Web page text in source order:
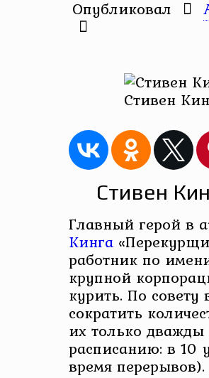
Опубликовал
Стивен
Стивен
Главный герой в
Кинга
работник по
крупной
курить. По
сократить
их только дважды
расписанию: в 10
время перерывов).